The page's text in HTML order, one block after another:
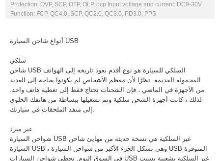
Protection, OVP, SCP, OTP, OLP, ocp Input voltage and current: DC9-30V
Function: FCP, QC4.0, SCP, QC2.0, QC3.0, PD3.0, PPS
أنواع شاحن السيارة USB
سلكي
شاحن USB السلكي للسيارة هو نوع أقدم يعود تاريخه إلى الهواتف
المحمولة القديمة. نظرًا لأن معظم الأشخاص لم يكونوا بحاجة إلى العديد
من الأجهزة في الماضي ، فإن الشحنات تحتاج فقط إلى تغطية هاتف واحد.
لذلك ، كانت أجهزة الشحن سلكية وتم تشغيلها ببساطة من هاتفك الخلوي
غير مبرد
شواحن السيارة USB غير السلكية هي نسخة حديثة من مهايئ شاحن
السيارة USB ، وهي تشكل الجزء الأكبر من شواحن السيارة USB المتوفرة
في السوق اليوم. تحظى شواحن السيارات USB غير السلكية بشعبية بسبب